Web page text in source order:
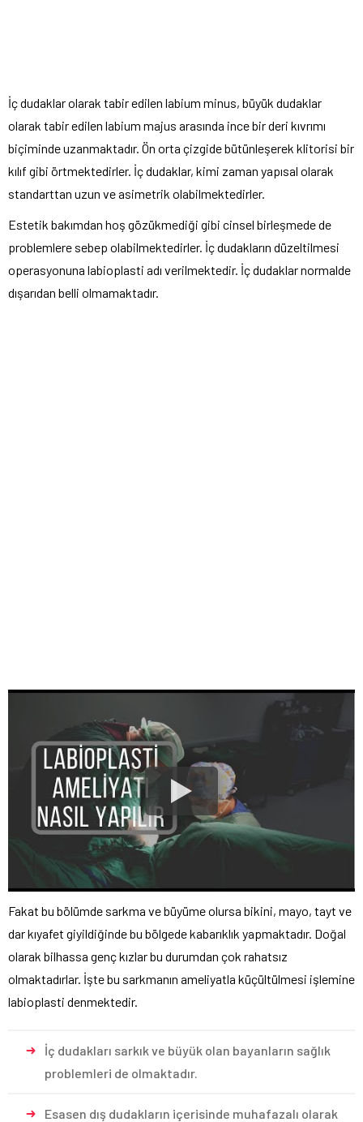
İç dudaklar olarak tabir edilen labium minus, büyük dudaklar
olarak tabir edilen labium majus arasında ince bir deri kıvrımı
biçiminde uzanmaktadır. Ön orta çizgide bütünleşerek klitorisi bir
kılıf gibi örtmektedirler. İç dudaklar, kimi zaman yapısal olarak
standarttan uzun ve asimetrik olabilmektedirler.
Estetik bakımdan hoş gözükmediği gibi cinsel birleşmede de
problemlere sebep olabilmektedirler. İç dudakların düzeltilmesi
operasyonuna labioplasti adı verilmektedir. İç dudaklar normalde
dışarıdan belli olmamaktadır.
Fakat bu bölümde sarkma ve büyüme olursa bikini, mayo, tayt ve
dar kıyafet giyildiğinde bu bölgede kabarıklık yapmaktadır. Doğal
olarak bilhassa genç kızlar bu durumdan çok rahatsız
olmaktadırlar. İşte bu sarkmanın ameliyatla küçültülmesi işlemine
labioplasti denmektedir.
İç dudakları sarkık ve büyük olan bayanların sağlık
problemleri de olmaktadır.
Esasen dış dudakların içerisinde muhafazalı olarak